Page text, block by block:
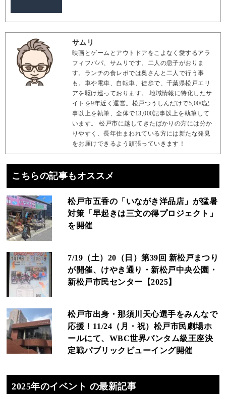
サムリ
映画とゲームとアウトドアをこよなく愛するアラ
フィフパパ、サムリです。二人の息子がおりま
す。ランチの食レポでは奥さんと二人で行う事
も。車や電車、自転車、徒歩で、千葉県松戸エリ
アを駆け巡っております。 地域情報に特化したサ
イトを9年近く運営。松戸つうしんだけで5,000記
事以上を執筆、全体で13,000記事以上を執筆して
います。 松戸市に越してきたばかりの方には分か
りやすく、長年住まわれている方には新たな発見
をお届けできるよう頑張っていきます！
こちらの記事もオススメ
松戸市五香の「いながき洋品店」が猛暑
対策「早起きは三文の得プロジェクト」
を開催
7/19（土）20（日）第39回 新松戸まつり
が開催、けやき通り・新松戸中央公園・
新松戸市民センター【2025】
松戸市出身・那須川天心選手をみんなで
応援！11/24（月・祝）松戸市民劇場ホ
ールにて、WBC世界バンタム級王座決
定戦パブリックビューイング開催
2025年のイベント の最新記事